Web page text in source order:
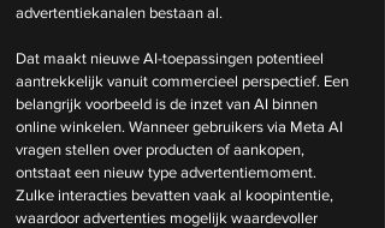
advertentiekanalen bestaan al.
Dat maakt nieuwe AI-toepassingen potentieel
aantrekkelijk vanuit commercieel perspectief. Een
belangrijk voorbeeld is de inzet van AI binnen
online winkelen. Wanneer gebruikers via Meta AI
vragen stellen over producten of aankopen,
ontstaat een nieuw type advertentiemoment.
Zulke interacties bevatten vaak al koopintentie,
waardoor advertenties mogelijk waardevoller